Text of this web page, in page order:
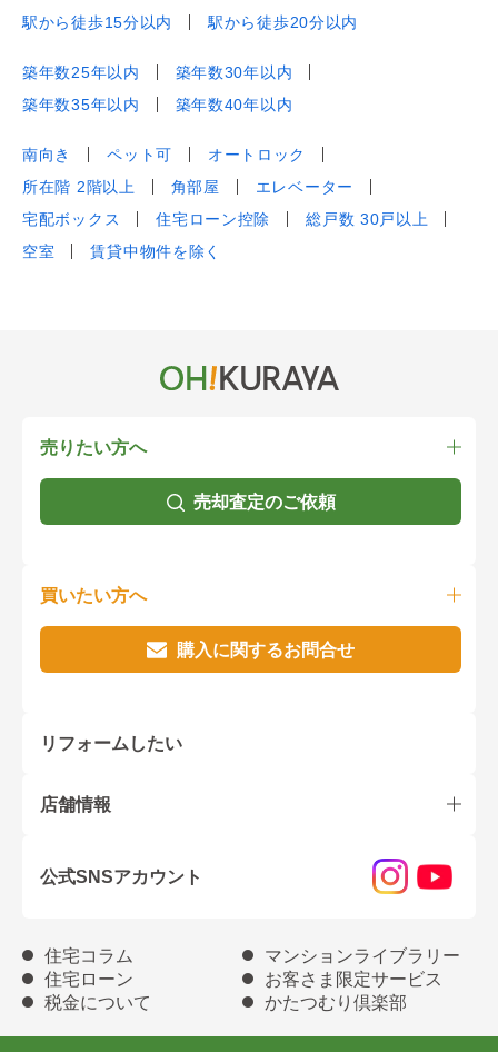
駅から徒歩15分以内
駅から徒歩20分以内
築年数25年以内
築年数30年以内
築年数35年以内
築年数40年以内
南向き ペット可
オートロック
所在階 2階以上
角部屋
エレベーター
宅配ボックス
住宅ローン控除
総戸数 30戸以上
空室
賃貸中物件を除く
売りたい方へ
売却査定のご依頼
買いたい方へ
購入に関するお問合せ
リフォームしたい
店舗情報
公式SNSアカウント
住宅コラム
マンションライブラリー
住宅ローン
お客さま限定サービス
税金について
かたつむり倶楽部